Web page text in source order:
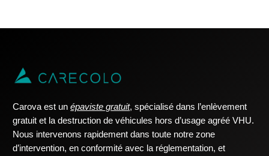
Carova est unépaviste gratuit, spécialisé dans l’enlèvement
gratuit et la destruction de véhicules hors d’usage agréé VHU.
Nous intervenons rapidement dans toute notre zone
d’intervention, en conformité avec la réglementation, et